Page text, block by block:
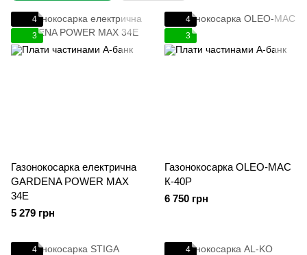
4
3
Газонокосарка електрична
GARDENA POWER MAX
34E
5 279 грн
4
3
Газонокосарка OLEO-MAC
К-40Р
6 750 грн
4
4